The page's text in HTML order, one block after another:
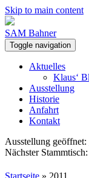
Skip to main content
SAM Bahner
Toggle navigation
Aktuelles
Klaus‘
Ausstellung
Historie
Anfahrt
Kontakt
Ausstellung geöffnet:
Nächster Stammtisch: